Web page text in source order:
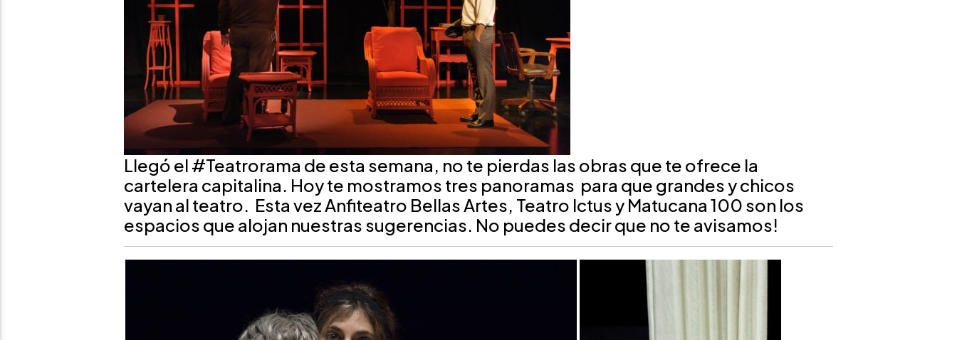
Llegó el #Teatrorama de esta semana, no te pierdas las obras que te ofrece la
cartelera capitalina. Hoy te mostramos tres panoramas para que grandes y chicos
vayan al teatro. Esta vez Anfiteatro Bellas Artes, Teatro Ictus y Matucana 100 son los
espacios que alojan nuestras sugerencias. No puedes decir que no te avisamos!